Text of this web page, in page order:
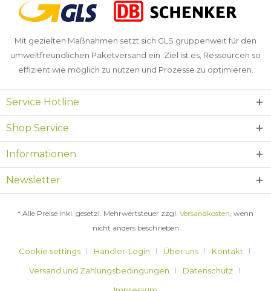
Mit gezielten Maßnahmen setzt sich GLS gruppenweit für den
umweltfreundlichen Paketversand ein. Ziel ist es, Ressourcen so
effizient wie möglich zu nutzen und Prozesse zu optimieren.
Service Hotline
Shop Service
Informationen
Newsletter
* Alle Preise inkl. gesetzl. Mehrwertsteuer zzgl. Versandkosten, wenn
nicht anders beschrieben
Cookie settings Händler-Login Über uns
Kontakt
Versand und Zahlungsbedingungen
Datenschutz